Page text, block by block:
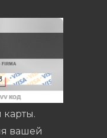
вашей